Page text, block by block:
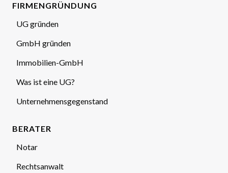
FIRMENGRÜNDUNG
UG gründen
GmbH gründen
Immobilien-GmbH
Was ist eine UG?
Unternehmensgegenstand
BERATER
Notar
Rechtsanwalt